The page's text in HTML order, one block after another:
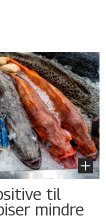
til
mindre